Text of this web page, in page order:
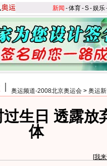
新闻 -体育-S-娱乐
奥运频道-2008北京奥运会 > 奥运
生日 透露放
体
[我